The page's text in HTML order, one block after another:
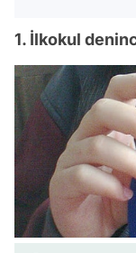
1. İlkokul